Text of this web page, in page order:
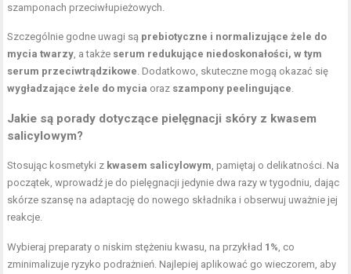
szamponach przeciwłupieżowych.
Szczególnie godne uwagi są prebiotyczne i normalizujące żele do
mycia twarzy , a także serum redukujące niedoskonałości, w tym
serum przeciwtrądzikowe . Dodatkowo, skuteczne mogą okazać się
wygładzające żele do mycia oraz szampony peelingujące
Jakie są porady dotyczące pielęgnacji skóry z kwasem
salicylowym?
Stosując kosmetyki z kwasem salicylowym , pamiętaj o delikatności. Na
początek, wprowadź je do pielęgnacji jedynie dwa razy w tygodniu, dając
skórze szansę na adaptację do nowego składnika i obserwuj uważnie jej
reakcje.
Wybieraj preparaty o niskim stężeniu kwasu, na przykład 1% , co
zminimalizuje ryzyko podrażnień. Najlepiej aplikować go wieczorem, aby